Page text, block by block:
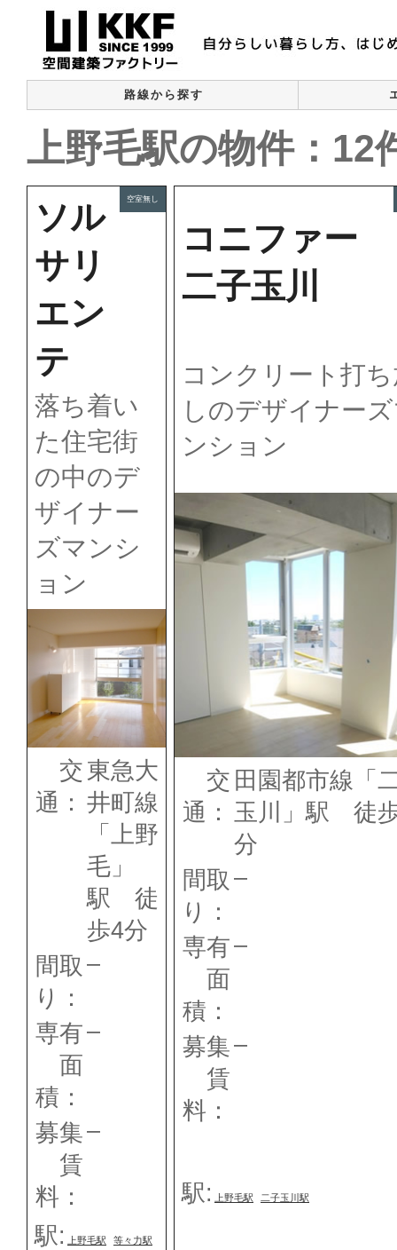
路線から探す
上野毛駅の物件：12
ソル
サリ
エン
テ
落ち着い
た住宅街
の中のデ
ザイナー
ズマンシ
ョン
交
通：
東急大
井町線
「上野
毛」
駅 徒
歩4分
間取
り：
–
専有
面
積：
–
募集
賃
料：
–
駅: 上野毛駅 等々力駅
空室無し
コニファー
二子玉川
コンクリート打
しのデザイナー
ンション
交
通：
田園都市線「
玉川」駅 徒
分
間取
り：
–
専有
面
積：
–
募集
賃
料：
–
駅: 上野毛駅 二子玉川駅